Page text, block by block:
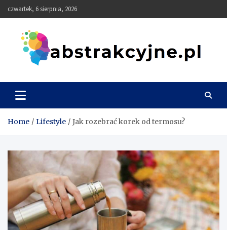
to
czwartek, 6 sierpnia, 2026
Abstrakcyjne
Home Lifestyle Jak rozebrać korek od termosu?